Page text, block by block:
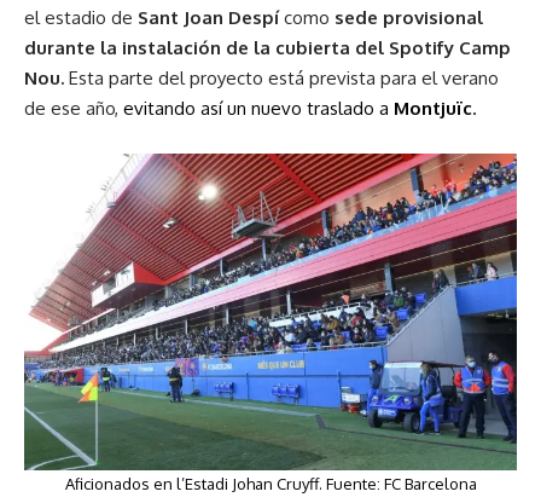
el estadio de Sant Joan Despícomo sede provisional
durante la instalación de la cubierta del Spotify Camp
Nou. Esta parte del proyecto está prevista para el verano
de ese año, evitando así un nuevo traslado a Montjuïc.
Aficionados en l’Estadi Johan Cruyff. Fuente: FC Barcelona